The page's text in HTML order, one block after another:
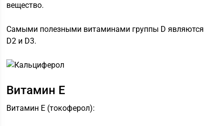
вещество.
Самыми полезными витаминами группы D являются
D2 и D3.
Витамин Е
Витамин Е (токоферол):